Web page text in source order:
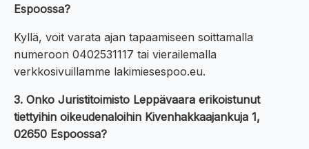
Espoossa?
Kyllä, voit varata ajan tapaamiseen soittamalla
numeroon 0402531117 tai vierailemalla
verkkosivuillamme lakimiesespoo.eu.
3. Onko Juristitoimisto Leppävaara erikoistunut
tiettyihin oikeudenaloihin Kivenhakkaajankuja 1,
02650 Espoossa?